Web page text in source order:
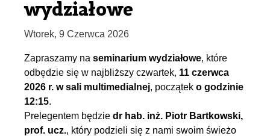
wydziałowe
Wtorek, 9 Czerwca 2026
Zapraszamy naseminarium wydziałowe, które
odbędzie się w najbliższy czwartek, 11 czerwca
2026 r. w sali multimedialnej, począteko godzinie
12:15.
Prelegentem będzie dr hab. inż. Piotr Bartkowski,
prof. ucz., który podzieli się z nami swoim świeżo